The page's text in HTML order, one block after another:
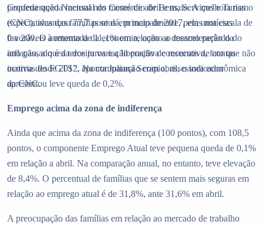
Confederação Nacional do Comércio de Bens, Serviços e Turismo
(CNC), alcançou 77,7 pontos em maio de 2017, em uma escala de
0 a 200. O aumento de 11,1% em relação ao mesmo período do
ano passado é a terceira variação positiva consecutiva, fato que não
ocorria desde 2012. Na comparação com abril, o indicador
apresentou leve queda de 0,2%.
pequena queda mensal nos meses de abril e maio. A melhora nas
expectativas das famílias se dá, principalmente, pelas notícias
favoráveis à retomada da economia, como a desaceleração da
inflação, a queda dos juros e a liberação de recursos de contas
inativas do FGTS”, aponta Juliana Serapio, assessora econômica
da CNC.
Emprego acima da zona de indiferença
Ainda que acima da zona de indiferença (100 pontos), com 108,5
pontos, o componente Emprego Atual teve pequena queda de 0,1%
em relação a abril. Na comparação anual, no entanto, teve elevação
de 8,4%. O percentual de famílias que se sentem mais seguras em
relação ao emprego atual é de 31,8%, ante 31,6% em abril.
A preocupação das famílias em relação ao mercado de trabalho